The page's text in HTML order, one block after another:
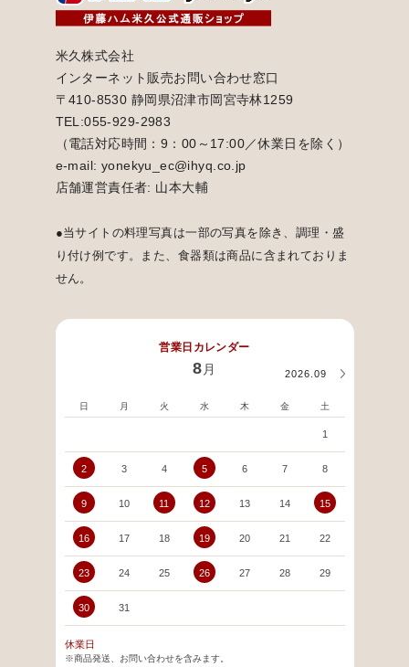
米久株式会社
インターネット販売お問い合わせ窓口
〒410-8530 静岡県沼津市岡宮寺林1259
TEL:055-929-2983
（電話対応時間：9：00～17:00／休業日を除く）
e-mail: yonekyu_ec@ihyq.co.jp
店舗運営責任者: 山本大輔
●当サイトの料理写真は一部の写真を除き、調理・盛
り付け例です。また、食器類は商品に含まれておりま
せん。
営業日カレンダー
8 月 2026.09
日 月 火 水 木 金 土
1
2 3 4 5 6 7 8
9 10 11 12 13 14 15
16 17 18 19 20 21 22
23 24 25 26 27 28 29
30 31
休業日
※商品発送、お問い合わせを含みます。